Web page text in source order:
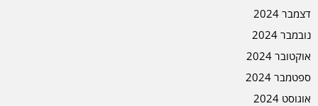
דצמבר 2024
נובמבר 2024
אוקטובר 2024
ספטמבר 2024
אוגוסט 2024